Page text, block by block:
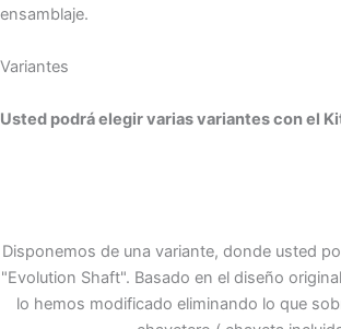
ensamblaje.
Variantes
Usted podrá elegir varias variantes con el
Disponemos de una variante, donde usted
"Evolution Shaft". Basado en el diseño
lo hemos modificado eliminando lo que